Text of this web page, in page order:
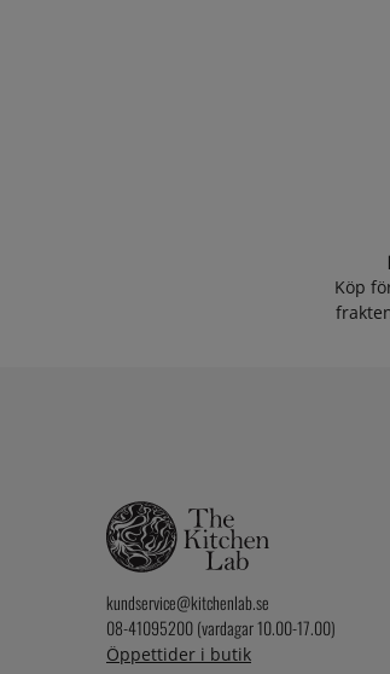
Köp
kundservice@kitchenlab.se
08-41095200 (vardagar 10.00-17.00)
Öppettider i butik